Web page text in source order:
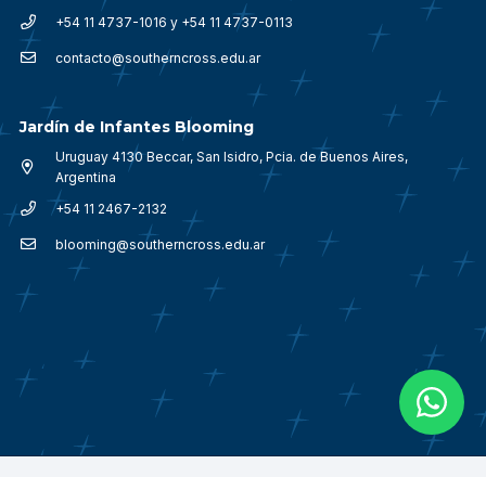
+54 11 4737-1016 y +54 11 4737-0113
contacto@southerncross.edu.ar
Jardín de Infantes Blooming
Uruguay 4130 Beccar, San Isidro, Pcia. de Buenos Aires,
Argentina
+54 11 2467-2132
blooming@southerncross.edu.ar